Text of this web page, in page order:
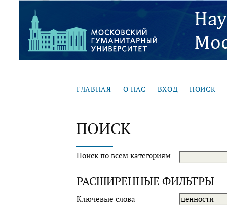
ГЛАВНАЯ О НАС ВХОД ПОИСК
ПОИСК
Поиск по всем категориям
РАСШИРЕННЫЕ ФИЛЬТРЫ
Ключевые слова